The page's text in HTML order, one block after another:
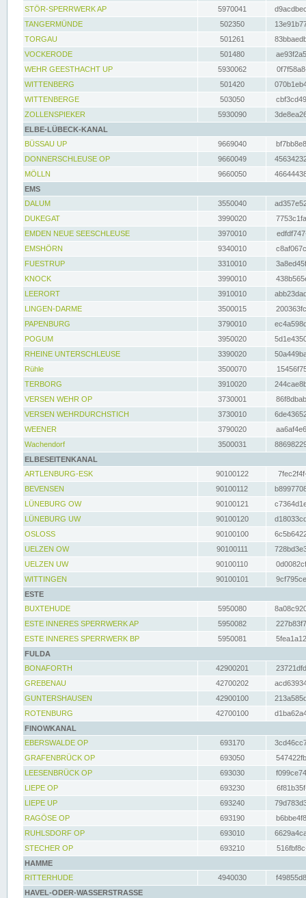
STÖR-SPERRWERK AP 5970041
TANGERMÜNDE
502350
TORGAU
501261
VOCKERODE
501480
WEHR GEESTHACHT UP
5930062
WITTENBERG
501420
WITTENBERGE
503050
ZOLLENSPIEKER
5930090
ELBE-LÜBECK-KANAL
BÜSSAU UP
9669040
DONNERSCHLEUSE OP
9660049
MÖLLN
9660050
EMS
DALUM
3550040
DUKEGAT
3990020
EMDEN NEUE SEESCHLEUSE
3970010
EMSHÖRN
9340010
FUESTRUP
3310010
KNOCK
3990010
LEERORT
3910010
LINGEN-DARME
3500015
PAPENBURG
3790010
POGUM
3950020
RHEINE UNTERSCHLEUSE
3390020
Rühle
3500070
TERBORG
3910020
VERSEN WEHR OP
3730001
VERSEN WEHRDURCHSTICH
3730010
WEENER
3790020
Wachendorf
3500031
ELBESEITENKANAL
ARTLENBURG-ESK
90100122
BEVENSEN
90100112
LÜNEBURG OW
90100121
LÜNEBURG UW
90100120
OSLOSS
90100100
UELZEN OW
90100111
UELZEN UW
90100110
WITTINGEN
90100101
ESTE
BUXTEHUDE
5950080
ESTE INNERES SPERRWERK AP
5950082
ESTE INNERES SPERRWERK BP
5950081
FULDA
BONAFORTH
42900201
GREBENAU
42700202
GUNTERSHAUSEN
42900100
ROTENBURG
42700100
FINOWKANAL
EBERSWALDE OP
693170
GRAFENBRÜCK OP
693050
LEESENBRÜCK OP
693030
LIEPE OP
693230
LIEPE UP
693240
RAGÖSE OP
693190
RUHLSDORF OP
693010
STECHER OP
693210
HAMME
RITTERHUDE
4940030
HAVEL-ODER-WASSERSTRASSE